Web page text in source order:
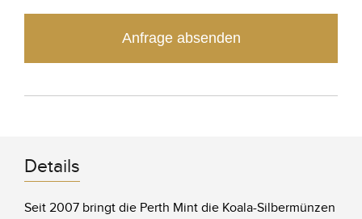
Anfrage absenden
Details
Seit 2007 bringt die Perth Mint die Koala-Silbermünzen